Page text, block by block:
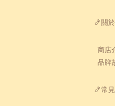
🍤關
商店
品牌
🍤常